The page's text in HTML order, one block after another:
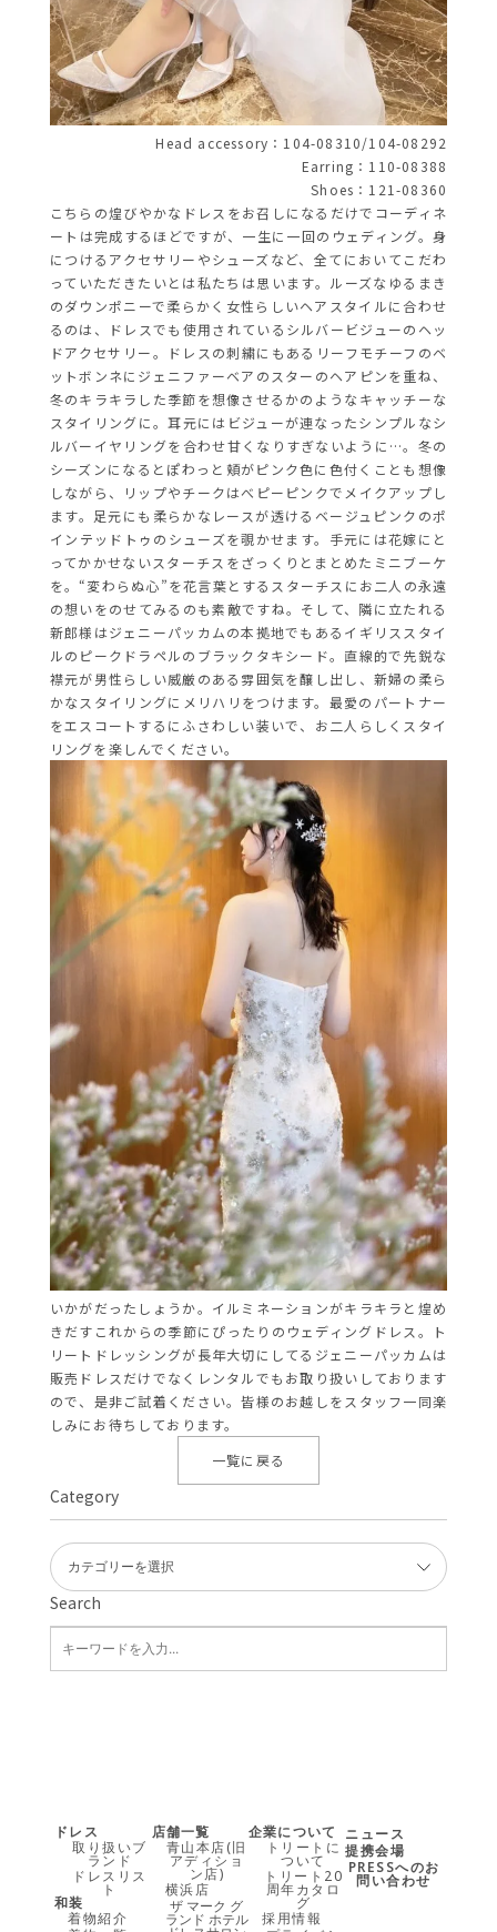
Head accessory：104-08310/104-08292
Earring：110-08388
Shoes：121-08360
こちらの煌びやかなドレスをお召しになるだけでコーディネ
ートは完成するほどですが、一生に一回のウェディング。身
につけるアクセサリーやシューズなど、全てにおいてこだわ
っていただきたいとは私たちは思います。ルーズなゆるまき
のダウンポニーで柔らかく女性らしいヘアスタイルに合わせ
るのは、ドレスでも使用されているシルバービジューのヘッ
ドアクセサリー。ドレスの刺繍にもあるリーフモチーフのベ
ットボンネにジェニファーベアのスターのヘアピンを重ね、
冬のキラキラした季節を想像させるかのようなキャッチーな
スタイリングに。耳元にはビジューが連なったシンプルなシ
ルバーイヤリングを合わせ甘くなりすぎないように…。冬の
シーズンになるとぽわっと頬がピンク色に色付くことも想像
しながら、リップやチークはべピーピンクでメイクアップし
ます。足元にも柔らかなレースが透けるベージュピンクのポ
インテッドトゥのシューズを覗かせます。手元には花嫁にと
ってかかせないスターチスをざっくりとまとめたミニブーケ
を。“変わらぬ心”を花言葉とするスターチスにお二人の永遠
の想いをのせてみるのも素敵ですね。そして、隣に立たれる
新郎様はジェニーパッカムの本拠地でもあるイギリススタイ
ルのピークドラペルのブラックタキシード。直線的で先鋭な
襟元が男性らしい威厳のある雰囲気を醸し出し、新婦の柔ら
かなスタイリングにメリハリをつけます。最愛のパートナー
をエスコートするにふさわしい装いで、お二人らしくスタイ
リングを楽しんでください。
いかがだったしょうか。イルミネーションがキラキラと煌め
きだすこれからの季節にぴったりのウェディングドレス。ト
リートドレッシングが長年大切にしてるジェニーパッカムは
販売ドレスだけでなくレンタルでもお取り扱いしております
ので、是非ご試着ください。皆様のお越しをスタッフ一同楽
しみにお待ちしております。
一覧に戻る
Search
Category
ドレス
取り扱いブ
ランド
ドレスリス
ト
和装
着物紹介
店舗一覧
青山本店(旧
アディショ
ン店)
横浜店
ザ マーク グ
ランド ホテル
企業について
トリートに
ついて
トリート20
周年カタロ
グ
採用情報
ニュース
提携会場
PRESSへのお
問い合わせ